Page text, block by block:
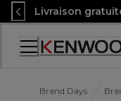
Skip
to
Content
Livraison
Accessibility
Brand Days